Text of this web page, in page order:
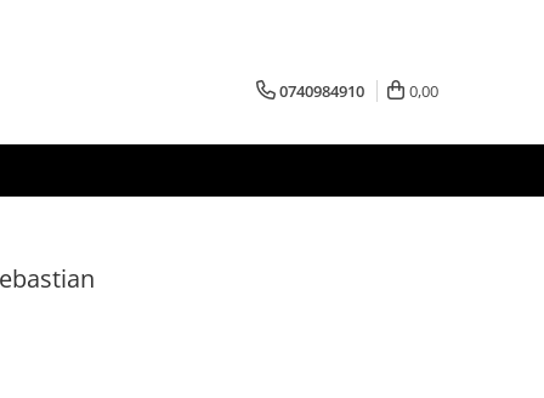
0740984910 0,00